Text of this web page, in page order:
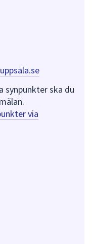
synpunkter ska du
via